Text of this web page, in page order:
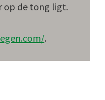
op de tong ligt.
.